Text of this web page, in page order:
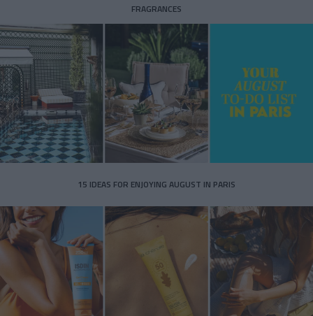
FRAGRANCES
15 IDEAS FOR ENJOYING AUGUST IN PARIS